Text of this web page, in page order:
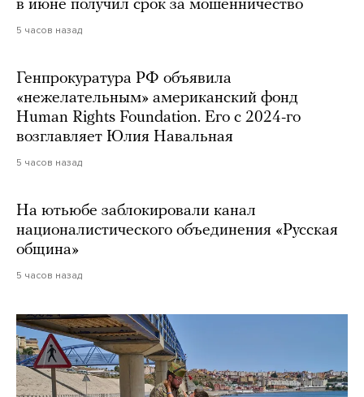
в июне получил срок за мошенничество
5 часов назад
Генпрокуратура РФ объявила
«нежелательным» американский фонд
Human Rights Foundation. Его с 2024-го
возглавляет Юлия Навальная
5 часов назад
На ютьюбе заблокировали канал
националистического объединения «Русская
община»
5 часов назад